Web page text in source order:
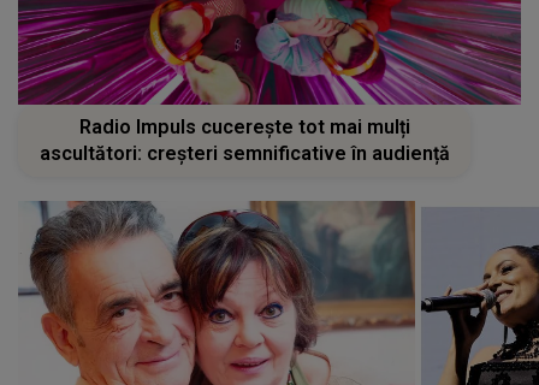
Radio Impuls cucerește tot mai mulți
ascultători: creșteri semnificative în audiență